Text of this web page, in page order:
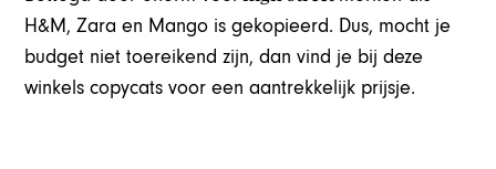
H&M, Zara en Mango is gekopieerd. Dus, mocht je
budget niet toereikend zijn, dan vind je bij deze
winkels copycats voor een aantrekkelijk prijsje.